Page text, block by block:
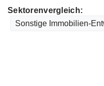
Sektorenvergleich: